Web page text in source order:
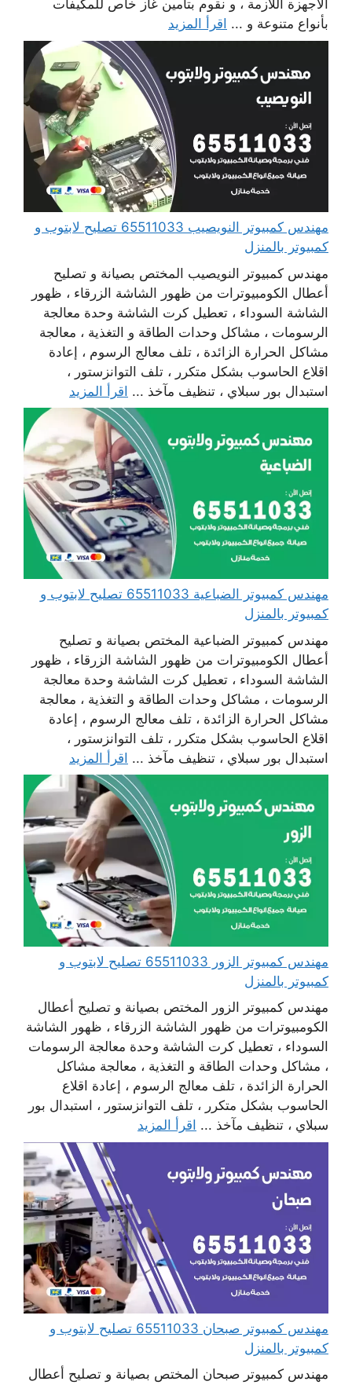
الاجهزة اللازمة ، و نقوم بتأمين غاز خاص للمكيفات
بأنواع متنوعة و ... اقرأ المزيد
مهندس كمبيوتر النويصيب 65511033 تصليح لابتوب و
كمبيوتر بالمنزل
مهندس كمبيوتر النويصيب المختص بصيانة و تصليح
أعطال الكومبيوترات من ظهور الشاشة الزرقاء ، ظهور
الشاشة السوداء ، تعطيل كرت الشاشة وحدة معالجة
الرسومات ، مشاكل وحدات الطاقة و التغذية ، معالجة
مشاكل الحرارة الزائدة ، تلف معالج الرسوم ، إعادة
اقلاع الحاسوب بشكل متكرر ، تلف التوانزستور ،
استبدال بور سبلاي ، تنظيف مآخذ ... اقرأ المزيد
مهندس كمبيوتر الضباعية 65511033 تصليح لابتوب و
كمبيوتر بالمنزل
مهندس كمبيوتر الضباعية المختص بصيانة و تصليح
أعطال الكومبيوترات من ظهور الشاشة الزرقاء ، ظهور
الشاشة السوداء ، تعطيل كرت الشاشة وحدة معالجة
الرسومات ، مشاكل وحدات الطاقة و التغذية ، معالجة
مشاكل الحرارة الزائدة ، تلف معالج الرسوم ، إعادة
اقلاع الحاسوب بشكل متكرر ، تلف التوانزستور ،
استبدال بور سبلاي ، تنظيف مآخذ ... اقرأ المزيد
مهندس كمبيوتر الزور 65511033 تصليح لابتوب و
كمبيوتر بالمنزل
مهندس كمبيوتر الزور المختص بصيانة و تصليح أعطال
الكومبيوترات من ظهور الشاشة الزرقاء ، ظهور الشاشة
السوداء ، تعطيل كرت الشاشة وحدة معالجة الرسومات
، مشاكل وحدات الطاقة و التغذية ، معالجة مشاكل
الحرارة الزائدة ، تلف معالج الرسوم ، إعادة اقلاع
الحاسوب بشكل متكرر ، تلف التوانزستور ، استبدال بور
سبلاي ، تنظيف مآخذ ... اقرأ المزيد
مهندس كمبيوتر صبحان 65511033 تصليح لابتوب و
كمبيوتر بالمنزل
مهندس كمبيوتر صبحان المختص بصيانة و تصليح أعطال